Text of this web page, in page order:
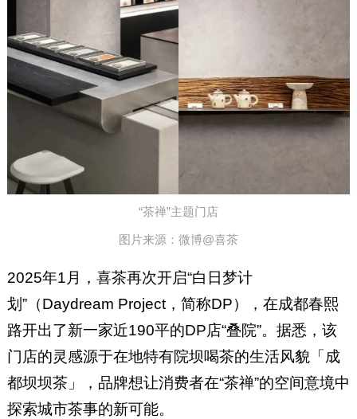
“茶禅”主题门店
图片来源：微博@喜茶
2025年1月，喜茶再次开启“白日梦计
划”（Daydream Project，简称DP），在成都春熙
路开出了新一家近190平的DP店“叠院”。据悉，该
门店的灵感源于在地特有院坝喝茶的生活风貌「成
都坝坝茶」，品牌想让消费者在“茶禅”的空间意境中
探索城市茶事的新可能。